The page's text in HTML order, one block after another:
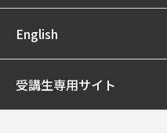
English
受講生専用サイト